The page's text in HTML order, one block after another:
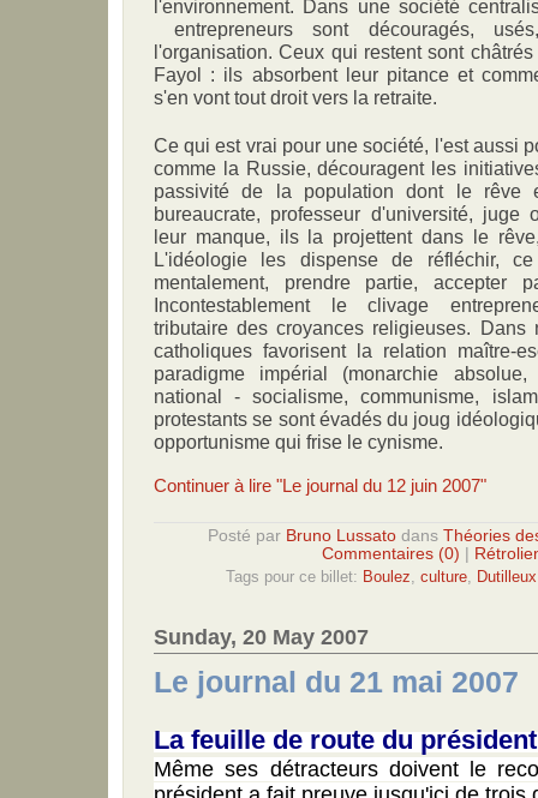
l'environnement. Dans une société
entrepreneurs sont découragés,
l'organisation. Ceux qui restent sont
Fayol : ils absorbent leur pitance et
s'en vont tout droit vers la retraite.
Ce qui est vrai pour une société, l'est aussi
comme la Russie, découragent les
passivité de la population dont le rêve
bureaucrate, professeur d'université, juge
leur manque, ils la projettent dans le
L'idéologie les dispense de réfléchir,
mentalement, prendre partie, accepter
Incontestablement le clivage
tributaire des croyances religieuses. Dans
catholiques favorisent la relation maître-
paradigme impérial (monarchie absolue,
national - socialisme, communisme,
protestants se sont évadés du joug
opportunisme qui frise le cynisme.
Continuer à lire "Le journal du 12 juin 2007"
Posté par Bruno Lussato dans Théories
Commentaires (0)
Tags pour ce billet: Boulez culture Dutilleux
Sunday, 20 May 2007
Le journal du 21 mai 2007
La feuille de route du
Même ses détracteurs doivent le